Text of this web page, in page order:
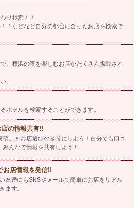
り検索！！
！などなど自分の都合に合ったお店を検索で
、横浜の夜を楽しむお店がたくさん掲載され
。
ホテルを検索することができます。
の情報共有!!
稿」をお店選びの参考にしよう！自分でも口コ
みんなで情報を共有しよう！
お店情報を発信!!
友達にもSNSやメールで簡単にお店をリアル
ます。